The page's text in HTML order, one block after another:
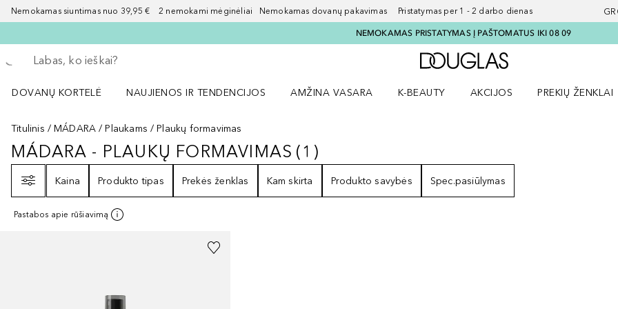
Nemokamas siuntimas nuo 39,95 € 2 nemokami mėginėliai Nemokamas dovanų pakavimas Pristatymas per 1 - 2 darbo dienas
NEMOKAMAS PRISTATYMAS Į PAŠTOMATUS IKI 08 09
Grįžk atgal
Vykdykite paiešką
Į Douglas pagrindinį
DOVANŲ KORTELĖ
NAUJIENOS IR TENDENCIJOS
AMŽINA VASARA
K-BEAUTY
AKCIJOS
PREKIŲ ŽENKLAI
Titulinis
MÁDARA Plaukams Plaukų formavimas
MÁDARA - PLAUKŲ FORMAVIMAS1REZULTATAI
MÁDARA - PLAUKŲ FORMAVIMAS (1 )
Kaina
Produkto tipas Prekės ženklas Kam skirta Produkto savybės Spec.pasiūlymas
Pastabos apie rūšiavimą